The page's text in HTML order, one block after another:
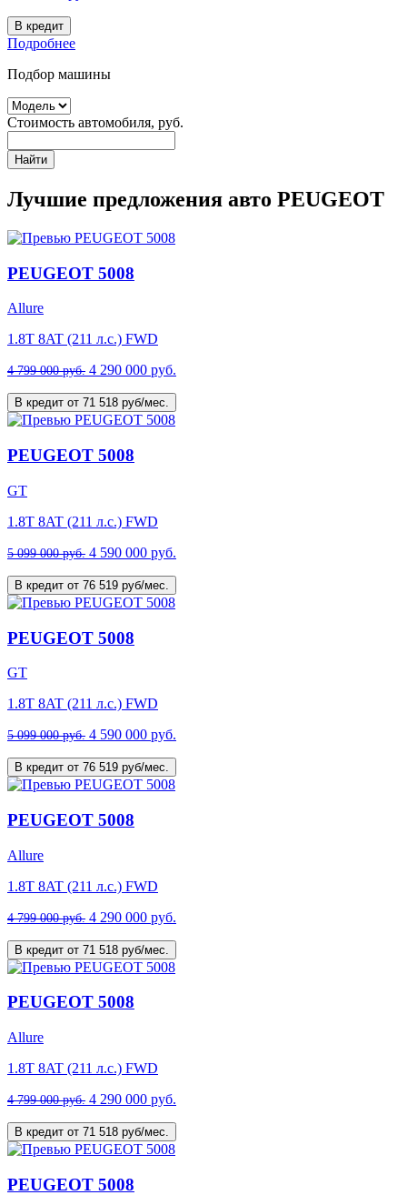
В кредит
Подробнее
Подбор машины
Стоимость автомобиля, руб.
Найти
Лучшие предложения авто PEUGEOT
PEUGEOT 5008
Allure
1.8T 8AT (211 л.с.) FWD
4 799 000 руб. 4 290 000 руб.
В кредит от 71 518 руб/мес.
PEUGEOT 5008
GT
1.8T 8AT (211 л.с.) FWD
5 099 000 руб. 4 590 000 руб.
В кредит от 76 519 руб/мес.
PEUGEOT 5008
GT
1.8T 8AT (211 л.с.) FWD
5 099 000 руб. 4 590 000 руб.
В кредит от 76 519 руб/мес.
PEUGEOT 5008
Allure
1.8T 8AT (211 л.с.) FWD
4 799 000 руб. 4 290 000 руб.
В кредит от 71 518 руб/мес.
PEUGEOT 5008
Allure
1.8T 8AT (211 л.с.) FWD
4 799 000 руб. 4 290 000 руб.
В кредит от 71 518 руб/мес.
PEUGEOT 5008